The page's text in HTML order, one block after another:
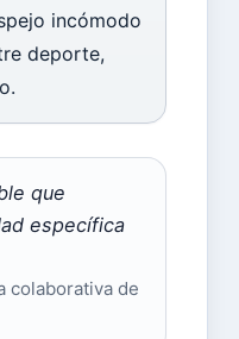
incómodo
deporte,
que
específica
colaborativa de